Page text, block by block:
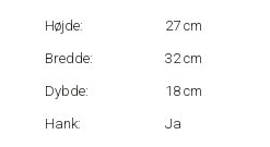
Højde:
27 cm
Bredde:
32 cm
Dybde:
18 cm
Hank:
Ja